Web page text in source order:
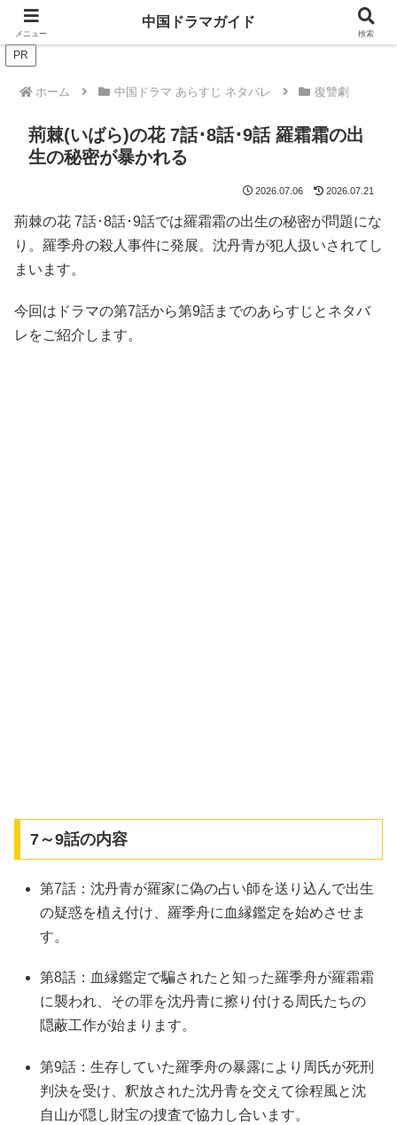
ドラマは歴史を知るともっと面白い！
PR
ホーム 中国ドラマ あらすじ ネタバレ 復讐劇
荊棘(いばら)の花 7話･8話･9話 羅霜霜の出
生の秘密が暴かれる
2026.07.06 2026.07.21
荊棘の花 7話･8話･9話では羅霜霜の出生の秘密が問題にな
り。羅季舟の殺人事件に発展。沈丹青が犯人扱いされてし
まいます。
今回はドラマの第7話から第9話までのあらすじとネタバ
レをご紹介します。
7～9話の内容
第7話：沈丹青が羅家に偽の占い師を送り込んで出生
の疑惑を植え付け、羅季舟に血縁鑑定を始めさせま
す。
第8話：血縁鑑定で騙されたと知った羅季舟が羅霜霜
に襲われ、その罪を沈丹青に擦り付ける周氏たちの
隠蔽工作が始まります。
第9話：生存していた羅季舟の暴露により周氏が死刑
判決を受け、釈放された沈丹青を交えて徐程風と沈
自山が隠し財宝の捜査で協力し合います。
メニュー
中国ドラマガイド
検索